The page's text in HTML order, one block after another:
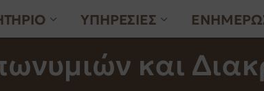
ΥΠΗΡΕΣΙΕΣ
και